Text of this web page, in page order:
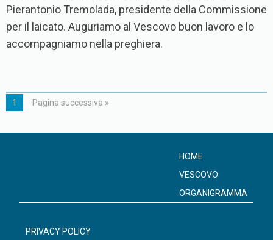
Pierantonio Tremolada, presidente della Commissione
per il laicato. Auguriamo al Vescovo buon lavoro e lo
accompagniamo nella preghiera.
1 Pagina successiva »
HOME
VESCOVO
ORGANIGRAMMA
PRIVACY POLICY